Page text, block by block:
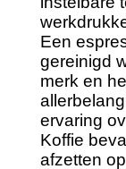
Een
gereinigd
merk en
ervaring
Koffie
afzetten